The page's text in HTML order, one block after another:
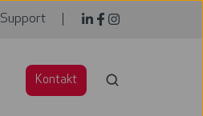
Support
Kontakt